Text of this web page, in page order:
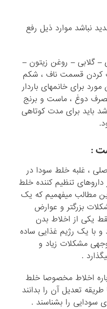
نباشد موارد ذیل رفع
گلابی – روغن زیتون –
کردن قسمت ناف ، شکم
برای خانمهای باردار
دوغ ، ماست و برنج
باید برای مدت کوتاهی
:
، غلبه خلط سودا در
داروهای تنظیم کننده خلط
مطالب میفهمیم که یک
بزرگتر و عوارض
یکی از اخلاط بدن
با یک رژیم غذایی ساده
مشکلات زیاد و
.
اخلاط مخصوصا خلط
تعدیل آن را بدانند
سودایی را بشناسند .